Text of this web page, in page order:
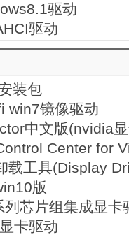
驱动
驱动
装包
win7镜像驱动
中文版(nvidia
Center for
载工具(Display
版
芯片组集成显卡
卡驱动